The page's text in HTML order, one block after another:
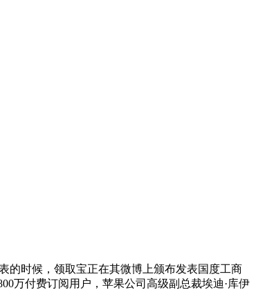
的时候，领取宝正在其微博上颁布发表国度工商
万付费订阅用户，苹果公司高级副总裁埃迪·库伊